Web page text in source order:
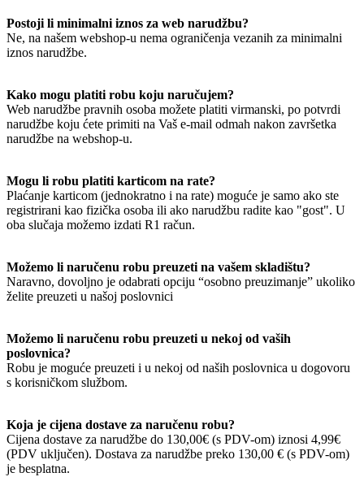
Postoji li minimalni iznos za web narudžbu?
Ne, na našem webshop-u nema ograničenja vezanih za minimalni
iznos narudžbe.
Kako mogu platiti robu koju naručujem?
Web narudžbe pravnih osoba možete platiti virmanski, po potvrdi
narudžbe koju ćete primiti na Vaš e-mail odmah nakon završetka
narudžbe na webshop-u.
Mogu li robu platiti karticom na rate?
Plaćanje karticom (jednokratno i na rate) moguće je samo ako ste
registrirani kao fizička osoba ili ako narudžbu radite kao "gost". U
oba slučaja možemo izdati R1 račun.
Možemo li naručenu robu preuzeti na vašem skladištu?
Naravno, dovoljno je odabrati opciju “osobno preuzimanje” ukoliko
želite preuzeti u našoj poslovnici
Možemo li naručenu robu preuzeti u nekoj od vaših
poslovnica?
Robu je moguće preuzeti i u nekoj od naših poslovnica u dogovoru
s korisničkom službom.
Koja je cijena dostave za naručenu robu?
Cijena dostave za narudžbe do 130,00€ (s PDV-om) iznosi 4,99€
(PDV uključen). Dostava za narudžbe preko 130,00 € (s PDV-om)
je besplatna.